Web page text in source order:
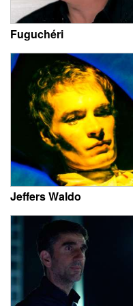
Fuguchéri
Jeffers Waldo